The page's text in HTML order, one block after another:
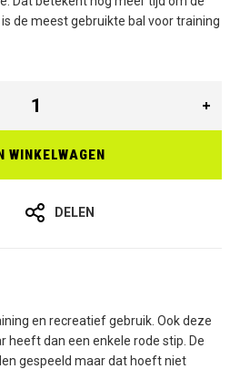
de meest gebruikte bal voor training
WINKELWAGEN
DELEN
en recreatief gebruik. Ook deze
heeft dan een enkele rode stip. De
gespeeld maar dat hoeft niet